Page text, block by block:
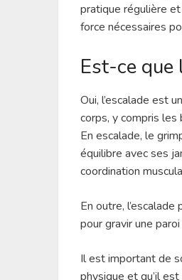
pratique régulière
force nécessaires
Est-ce que
Oui, l’escalade est
corps, y compris
En escalade, le
équilibre avec ses
coordination
En outre,
pour gravir une
Il est important de
physique et qu’il